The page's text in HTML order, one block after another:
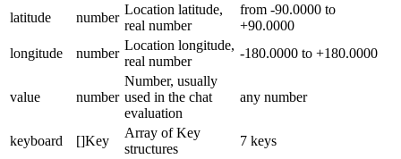
latitude
number
Location latitude,
real number
from -90.0000 to
+90.0000
longitude
number
Location longitude,
real number
-180.0000 to +180.0000
value number
Number, usually
used in the chat
evaluation
any number
keyboard []Key
Array of Key
structures
7 keys